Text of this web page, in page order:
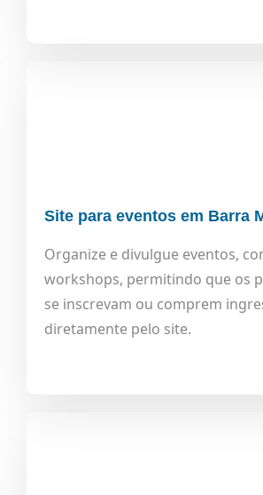
Site para eventos em Barra
Organize e divulgue eventos,
workshops, permitindo que os
se inscrevam ou comprem
diretamente pelo site.